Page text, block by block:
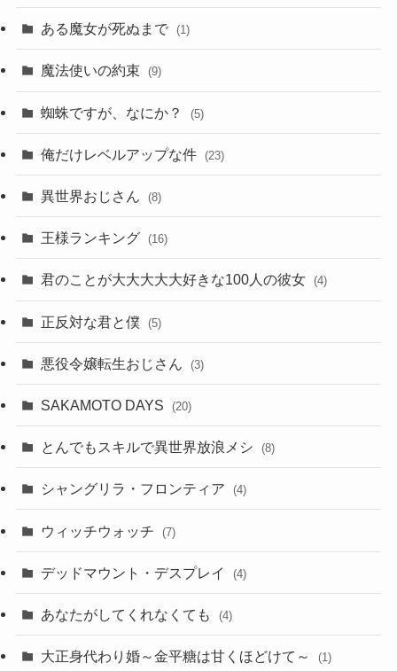
ある魔女が死ぬまで (1)
魔法使いの約束 (9)
蜘蛛ですが、なにか？ (5)
俺だけレベルアップな件 (23)
異世界おじさん (8)
王様ランキング (16)
君のことが大大大大大好きな100人の彼女 (4)
正反対な君と僕 (5)
悪役令嬢転生おじさん (3)
SAKAMOTO DAYS (20)
とんでもスキルで異世界放浪メシ (8)
シャングリラ・フロンティア (4)
ウィッチウォッチ (7)
デッドマウント・デスプレイ (4)
あなたがしてくれなくても (4)
大正身代わり婚～金平糖は甘くほどけて～ (1)